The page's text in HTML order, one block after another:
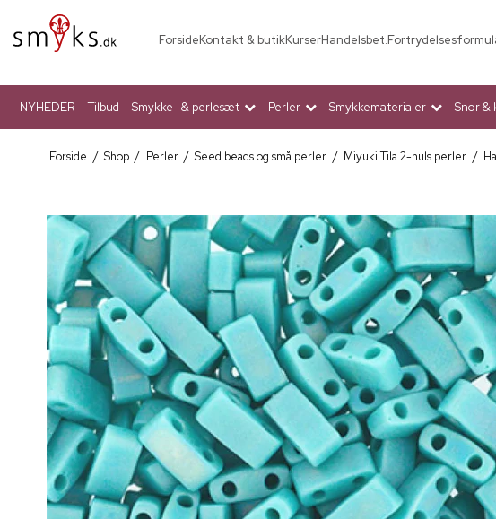
ForsideKontakt & butikKurserHandelsbet.
NYHEDER Tilbud Smykke- & perlesæt Perler Smykkematerialer Snor &
Forside / Shop / Perler / Seed beads og små perler / Miyuki Tila 2-huls perler /